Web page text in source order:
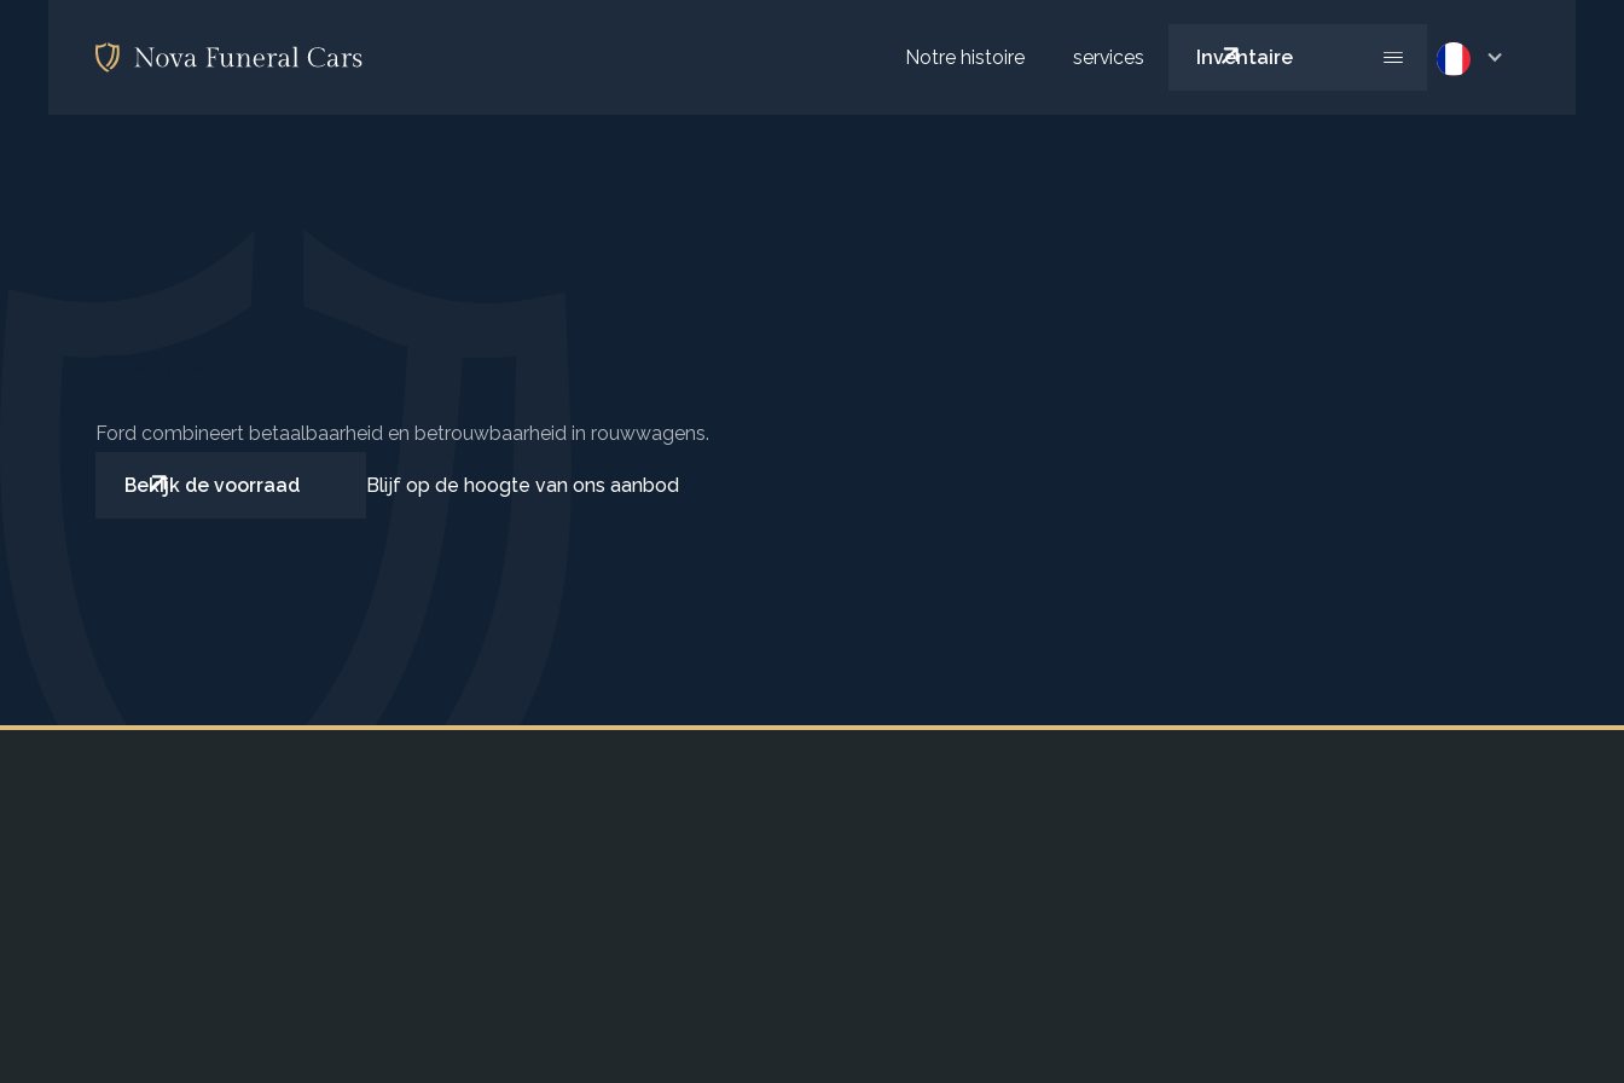
Notre histoire services Inventaire
Ford combineert betaalbaarheid en betrouwbaarheid in rouwwagens.
Bekijk de voorraad Blijf op de hoogte van ons aanbod